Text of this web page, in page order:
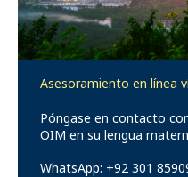
Programas de los
Información del país
Asesoramiento en línea
Póngase en contacto
OIM en su lengua
WhatsApp: +92 301